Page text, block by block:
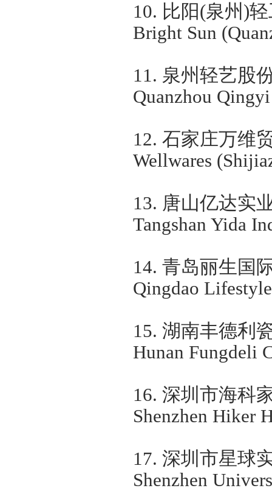
10. 比阳(泉州 )
Bright Sun
11. 泉州轻艺股
Quanzhou
12. 石家庄万维
Wellwares
13. 唐山亿达实
Tangshan Yida
14. 青岛丽生国
Qingdao
15. 湖南丰德利
Hunan Fungdeli
16. 深圳市海科
Shenzhen Hiker
17. 深圳市星球
Shenzhen